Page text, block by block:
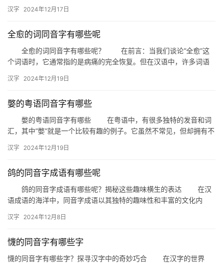
拼
汉字 2024年12月17日
全愈的词同音字有哪些呢
全愈的词同音字有哪些呢？ 在前言：当我们谈论“全愈”这
个词语时，它通常指的是病痛的完全恢复。但在汉语中，许多词语
就…
汉字 2024年12月19日
嫳的粤语同音字有哪些
嫳的粤语同音字有哪些 在粤语中，有很多独特的发音和词
汇，其中“嫳”就是一个比较有趣的例子。它虽然不常见，但却拥有不
汉字 2024年12月19日
鸽的同音字成语有哪些呢
鸽的同音字成语有哪些呢？揭秘这些趣味横生的表达 在汉
语成语的海洋中，同音字成语以其独特的趣味性和丰富的文化内
成…
汉字 2024年12月8日
懱的同音字有哪些字
懱的同音字有哪些字？探寻汉字中的奇妙巧合 在汉字的世界